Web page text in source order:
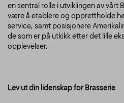
en sentral rolle i utviklingen av vårt
være å etablere og opprettholde
service, samt posisjonere
de som er på utkikk etter det lille
opplevelser.
Lev ut din lidenskap for Brasserie